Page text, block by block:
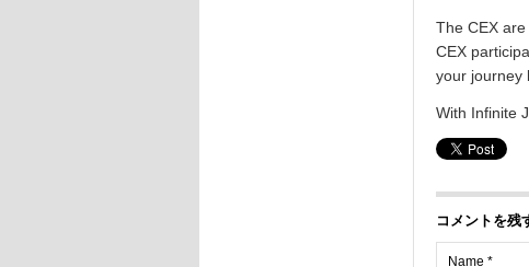
The CEX
CEX
your journey
With Infinite
コメントを残